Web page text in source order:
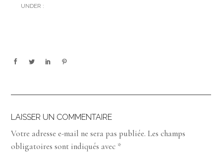
UNDER :
LAISSER UN COMMENTAIRE
Votre adresse e-mail ne sera pas publiée. Les champs
obligatoires sont indiqués avec *